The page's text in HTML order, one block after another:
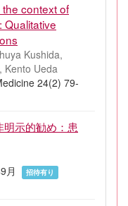
context of
Qualitative
Kushida,
Kento Ueda
24(2) 79-
示的勧め：患
月
招待有り